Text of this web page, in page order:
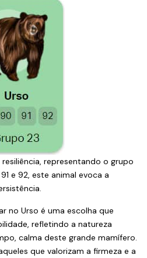
representando o grupo
e 92, este animal evoca a
no Urso é uma escolha que
refletindo a natureza
calma deste grande mamífero.
que valorizam a firmeza e a